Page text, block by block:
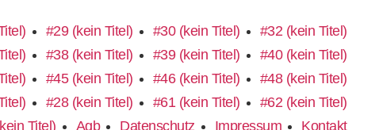
#29 (kein Titel) #30 (kein Titel)
#32 (kein Titel)
#38 (kein Titel) #39 (kein Titel)
#40 (kein Titel)
#45 (kein Titel) #46 (kein Titel)
#48 (kein Titel)
#28 (kein Titel) #61 (kein Titel)
#62 (kein Titel)
Titel) Agb Datenschutz Impressum
Kontakt